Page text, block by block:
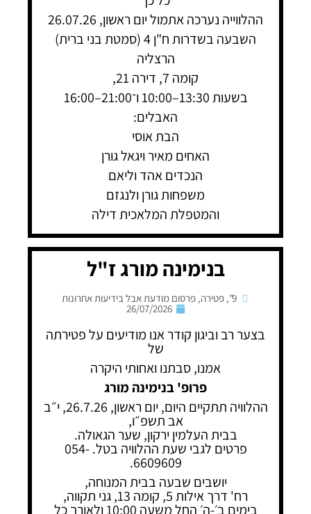
ההלווייה נערכה אתמול יום ראשון, 26.07.26
השבעה בשדרות ח"ן 4 (סמטת בני ברית)
הרצליה
קומה 7, דירה 21,
בשעות 13:30–10:00 ו־21:00–16:00
האבלים:
הבת אוסי
האחים מאיר ויגאל גורן
הנכדים אהד וליאם
משפחות גורן ולנגזם
והמטפלת המלאכית דילה
בנימינה מורג ז"ל
9"
,פטירה,פרסום מודעת אבל בידיעות אחרונות
26/07/2026
בצער רב וביגון קודר אנו מודיעים על פטירתה
של
אמנו, סבתנו ואחותי היקרה
פרופ' בנימינה מורג
ההלוויה תתקיים היום, יום ראשון, 26.7.26, י״ב
אב תשפ״ו,
בבית העלמין ירקון, שער הגאולה.
פרטים לגבי שעת ההלוויה בטל. 054-
6609609.
יושבים שבעה בבית המנוחה,
רח' דרך אילות 5, קומה 13, גני תקווה,
בימים ב׳-ה׳ החל משעה 10:00 ולאורך כל